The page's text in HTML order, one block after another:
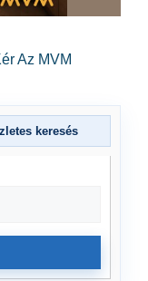
Az MVM
keresés